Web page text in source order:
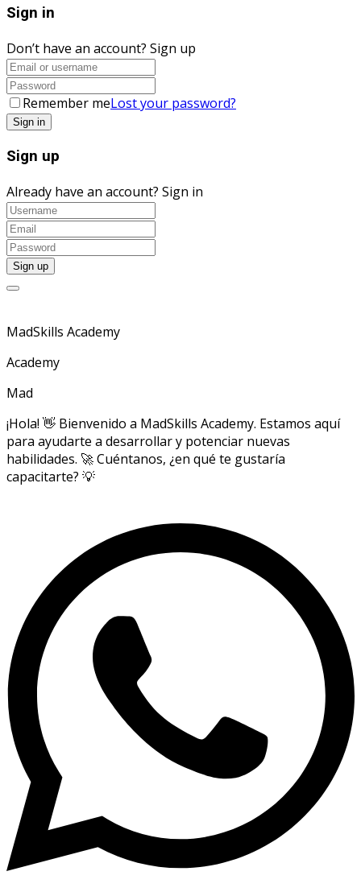
Sign in
Don’t have an account? Sign up
Remember meLost your password?
Sign up
Already have an account? Sign in
MadSkills Academy
Academy
Mad
¡Hola! 👋 Bienvenido a MadSkills Academy. Estamos aquí
para ayudarte a desarrollar y potenciar nuevas
habilidades. 🚀 Cuéntanos, ¿en qué te gustaría
capacitarte? 💡